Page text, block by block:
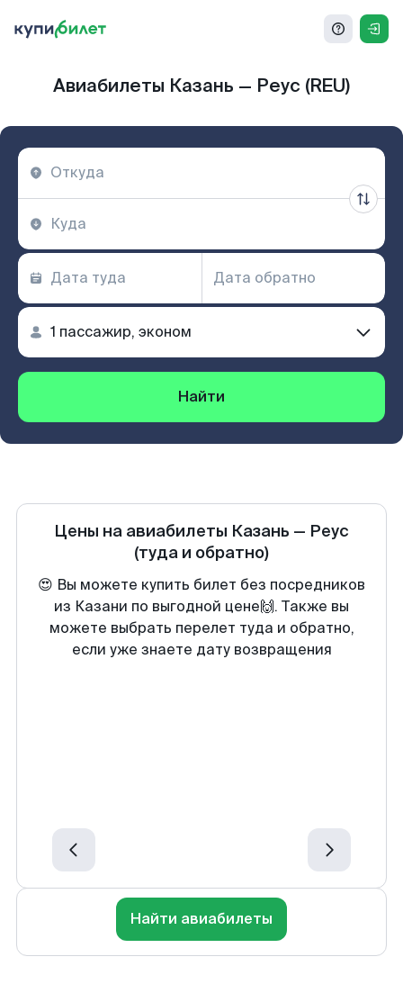
Авиабилеты Казань — Реус (REU)
Найти
Цены на авиабилеты Казань — Реус
(туда и обратно)
😍 Вы можете купить билет без посредников
из Казани по выгодной цене🙌. Также вы
можете выбрать перелет туда и обратно,
если уже знаете дату возвращения
Найти авиабилеты